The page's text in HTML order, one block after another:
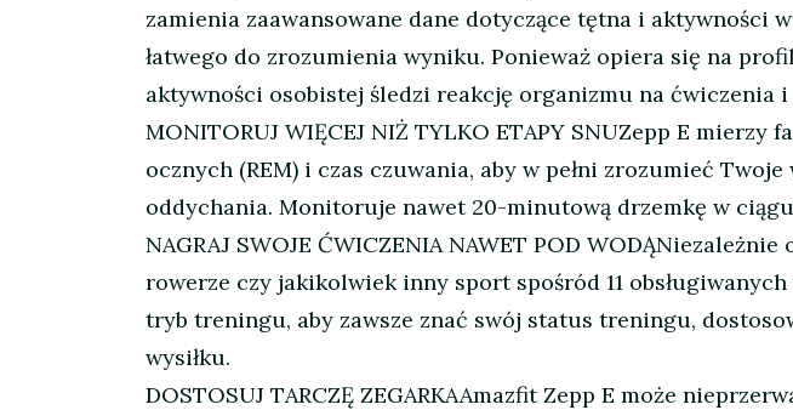
zamienia zaawansowane dane dotyczące tętna i
łatwego do zrozumienia wyniku. Ponieważ opiera się na
aktywności osobistej śledzi reakcję organizmu na ćwiczenia
MONITORUJ WIĘCEJ NIŻ TYLKO ETAPY SNUZepp E
ocznych (REM) i czas czuwania, aby w pełni zrozumieć
oddychania. Monitoruje nawet 20-minutową drzemkę w
NAGRAJ SWOJE ĆWICZENIA NAWET POD
rowerze czy jakikolwiek inny sport spośród 11
tryb treningu, aby zawsze znać swój status treningu,
wysiłku.
DOSTOSUJ TARCZĘ ZEGARKAAmazfit Zepp E może